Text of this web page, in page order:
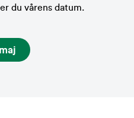
du vårens datum.